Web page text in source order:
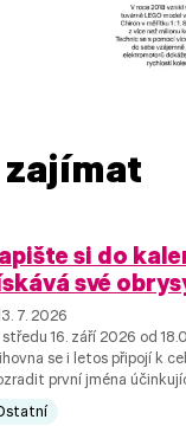
zajímat
si do
své
3. 7. 2026
středu 16. září 2026 od
se i letos připojí k
první jména